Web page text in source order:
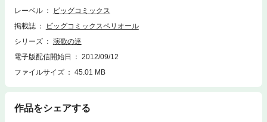
レーベル
ビッグコミックス
掲載誌
ビッグコミックスペリオール
シリーズ
演歌の達
電子版配信開始日
2012/09/12
ファイルサイズ
45.01 MB
作品をシェアする